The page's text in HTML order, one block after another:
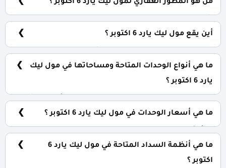
من هو المطور العقاري لمول ليك يارد 6 اكتوبر ؟
أين يقع مول ليك يارد 6 اكتوبر ؟
السادس من أكتوبر.
ما هي أنواع الوحدات المتاحة ومساحاتها في مول ليك
يارد 6 اكتوبر ؟
محلات تجارية: تبدأ من 44 متر² مكاتب إدارية: تبدأ من 45 متر²
عيادات طبية: تبدأ من 42 متر²
ما هي أسعار الوحدات في مول ليك يارد 6 اكتوبر ؟
والمساحة، كما أن الأسعار قابلة للتغيير حسب تطورات
السوق.
ما هي أنظمة السداد المتاحة في مول ليك يارد 6
اكتوبر ؟